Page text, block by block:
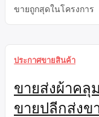
ขายถูกสุดในโครงการ
ประกาศขายสินค้า
ขายส่งผ้าคลุ
ขายปลีกส่งข